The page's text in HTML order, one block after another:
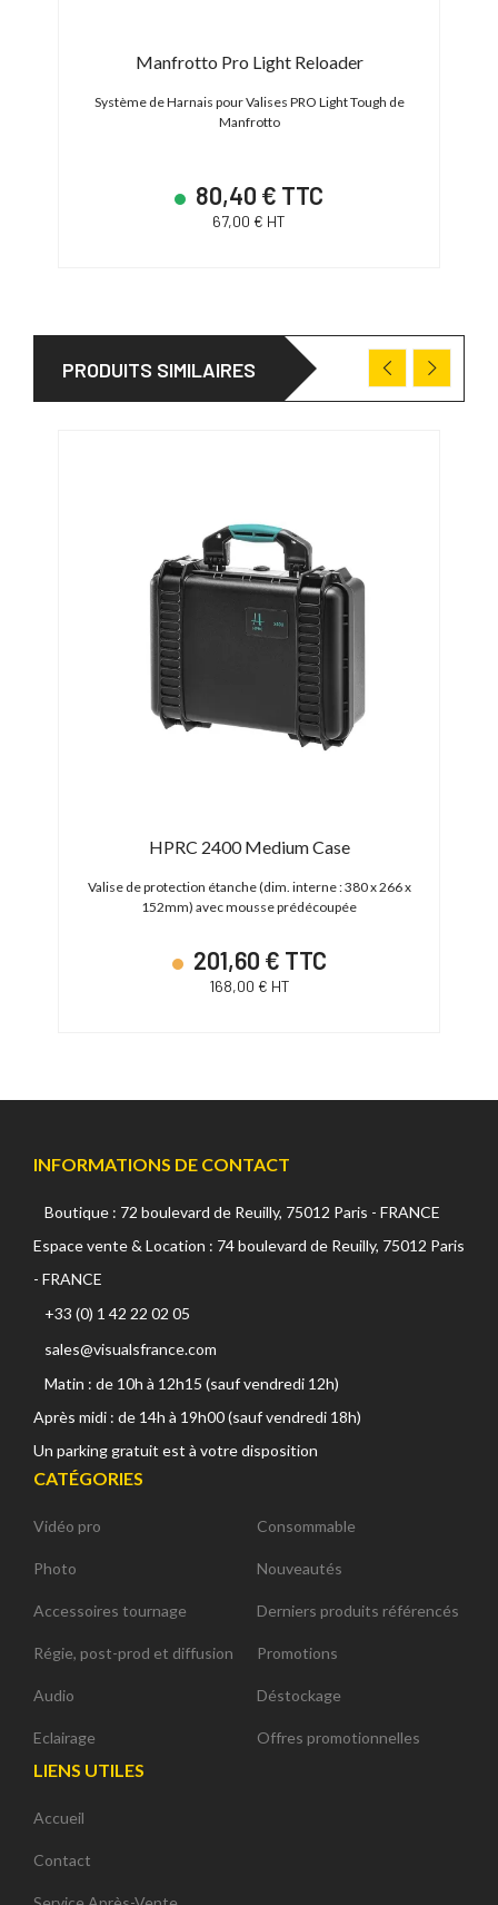
Manfrotto Pro Light Reloader
Système de Harnais pour Valises PRO Light Tough de
Manfrotto
80,40 € TTC
67,00 € HT
PRODUITS SIMILAIRES
HPRC 2400 Medium Case
Valise de protection étanche (dim. interne : 380 x 266 x
152mm) avec mousse prédécoupée
201,60 € TTC
168,00 € HT
INFORMATIONS DE CONTACT
Boutique : 72 boulevard de Reuilly, 75012 Paris - FRANCE
Espace vente & Location : 74 boulevard de Reuilly, 75012 Paris
- FRANCE
+33 (0) 1 42 22 02 05
sales@visualsfrance.com
Matin : de 10h à 12h15 (sauf vendredi 12h)
Après midi : de 14h à 19h00 (sauf vendredi 18h)
Un parking gratuit est à votre disposition
CATÉGORIES
Vidéo pro
Photo
Accessoires tournage
Régie, post-prod et diffusion
Audio
Eclairage
Consommable
Nouveautés
Derniers produits référencés
Promotions
Déstockage
Offres promotionnelles
LIENS UTILES
Accueil
Contact